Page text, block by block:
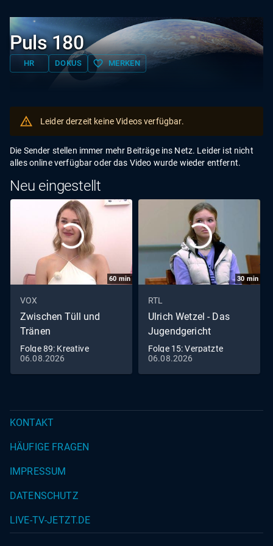
Puls 180
HR DOKUS favorite_border MERKEN
Leider derzeit keine Videos verfügbar.
Die Sender stellen immer mehr Beiträge ins Netz. Leider ist nicht
alles online verfügbar oder das Video wurde wieder entfernt.
Neu eingestellt
60 min
VOX
Zwischen Tüll und
Tränen
Folge 89: Kreative
Wünsche ans Kleid
06.08.2026
30 min
RTL
Ulrich Wetzel - Das
Jugendgericht
Folge 15: Verpatzte
Hochzeit
06.08.2026
KONTAKT
HÄUFIGE FRAGEN
IMPRESSUM
DATENSCHUTZ
LIVE-TV-JETZT.DE